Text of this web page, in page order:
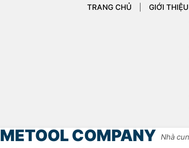
TRANG CHỦ GIỚI THIỆU
METOOL COMPANY Nhà